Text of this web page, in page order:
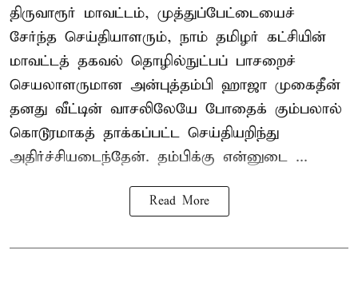
திருவாரூர் மாவட்டம், முத்துப்பேட்டையைச்
சேர்ந்த செய்தியாளரும், நாம் தமிழர் கட்சியின்
மாவட்டத் தகவல் தொழில்நுட்பப் பாசறைச்
செயலாளருமான அன்புத்தம்பி ஹாஜா முகைதீன்
தனது வீட்டின் வாசலிலேயே போதைக் கும்பலால்
கொடூரமாகத் தாக்கப்பட்ட செய்தியறிந்து
அதிர்ச்சியடைந்தேன். தம்பிக்கு என்னுடை ...
Read More